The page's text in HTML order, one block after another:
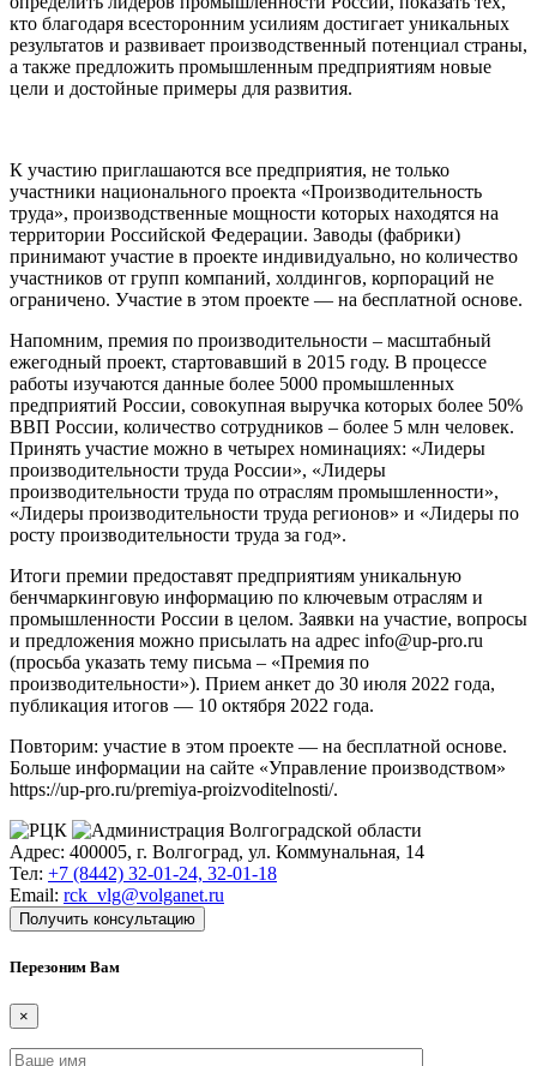
кто благодаря всесторонним усилиям достигает уникальных
результатов и развивает производственный потенциал страны,
а также предложить промышленным предприятиям новые
цели и достойные примеры для развития.
К участию приглашаются все предприятия, не только
участники национального проекта «Производительность
труда», производственные мощности которых находятся на
территории Российской Федерации. Заводы (фабрики)
принимают участие в проекте индивидуально, но количество
участников от групп компаний, холдингов, корпораций не
ограничено. Участие в этом проекте — на бесплатной основе.
Напомним, премия по производительности – масштабный
ежегодный проект, стартовавший в 2015 году. В процессе
работы изучаются данные более 5000 промышленных
предприятий России, совокупная выручка которых более 50%
ВВП России, количество сотрудников – более 5 млн человек.
Принять участие можно в четырех номинациях: «Лидеры
производительности труда России», «Лидеры
производительности труда по отраслям промышленности»,
«Лидеры производительности труда регионов» и «Лидеры по
росту производительности труда за год».
Итоги премии предоставят предприятиям уникальную
бенчмаркинговую информацию по ключевым отраслям и
промышленности России в целом. Заявки на участие, вопросы
и предложения можно присылать на адрес info@up-pro.ru
(просьба указать тему письма – «Премия по
производительности»). Прием анкет до 30 июля 2022 года,
публикация итогов — 10 октября 2022 года.
Повторим: участие в этом проекте — на бесплатной основе.
Больше информации на сайте «Управление производством»
https://up-pro.ru/premiya-proizvoditelnosti/.
Адрес: 400005, г. Волгоград, ул. Коммунальная, 14
Тел: +7 (8442) 32-01-24, 32-01-18
Email: rck_vlg@volganet.ru
Получить консультацию
Перезоним Вам
×